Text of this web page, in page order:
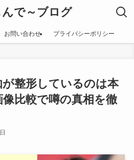
で～ブログ
お問い合わせ プライバシーポリシー
が整形しているのは本
像比較で噂の真相を徹